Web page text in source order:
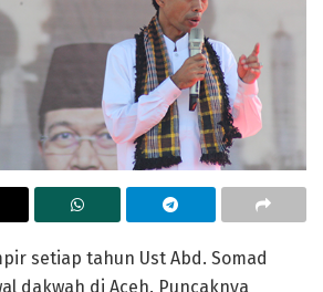
setiap tahun Ust Abd. Somad
dakwah di Aceh. Puncaknya